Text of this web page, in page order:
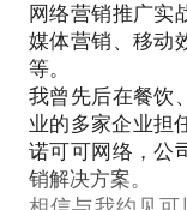
网络营销推广实
媒体营销、移动
等。
我曾先后在餐饮
业的多家企业担
诺可可网络，公
销解决方案。